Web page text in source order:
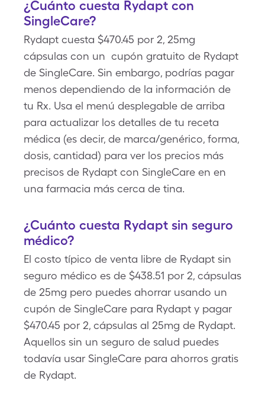
¿Cuánto cuesta Rydapt con
SingleCare?
Rydapt cuesta $470.45 por 2, 25mg
cápsulas con un cupón gratuito de Rydapt
de SingleCare. Sin embargo, podrías pagar
menos dependiendo de la información de
tu Rx. Usa el menú desplegable de arriba
para actualizar los detalles de tu receta
médica (es decir, de marca/genérico, forma,
dosis, cantidad) para ver los precios más
precisos de Rydapt con SingleCare en en
una farmacia más cerca de tina.
¿Cuánto cuesta Rydapt sin seguro
médico?
El costo típico de venta libre de Rydapt sin
seguro médico es de $438.51 por 2, cápsulas
de 25mg pero puedes ahorrar usando un
cupón de SingleCare para Rydapt y pagar
$470.45 por 2, cápsulas al 25mg de Rydapt.
Aquellos sin un seguro de salud puedes
todavía usar SingleCare para ahorros gratis
de Rydapt.